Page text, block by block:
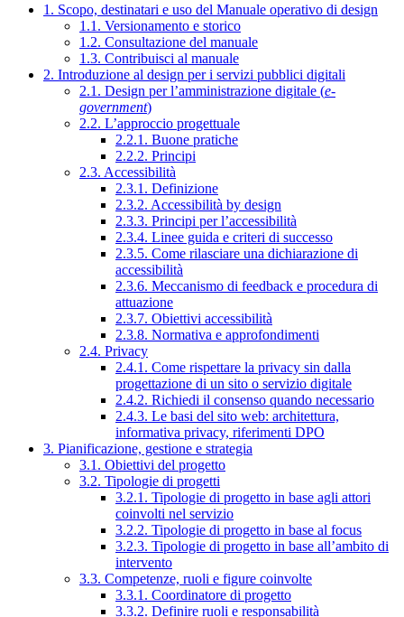
1. Scopo, destinatari e uso del Manuale operativo di design
1.1. Versionamento e storico
1.2. Consultazione del manuale
1.3. Contribuisci al manuale
2. Introduzione al design per i servizi pubblici digitali
2.1. Design per l’amministrazione digitale (e-
government)
2.2. L’approccio progettuale
2.2.1. Buone pratiche
2.2.2. Principi
2.3. Accessibilità
2.3.1. Definizione
2.3.2. Accessibilità by design
2.3.3. Principi per l’accessibilità
2.3.4. Linee guida e criteri di successo
2.3.5. Come rilasciare una dichiarazione di
accessibilità
2.3.6. Meccanismo di feedback e procedura di
attuazione
2.3.7. Obiettivi accessibilità
2.3.8. Normativa e approfondimenti
2.4. Privacy
2.4.1. Come rispettare la privacy sin dalla
progettazione di un sito o servizio digitale
2.4.2. Richiedi il consenso quando necessario
2.4.3. Le basi del sito web: architettura,
informativa privacy, riferimenti DPO
3. Pianificazione, gestione e strategia
3.1. Obiettivi del progetto
3.2. Tipologie di progetti
3.2.1. Tipologie di progetto in base agli attori
coinvolti nel servizio
3.2.2. Tipologie di progetto in base al focus
3.2.3. Tipologie di progetto in base all’ambito di
intervento
3.3. Competenze, ruoli e figure coinvolte
3.3.1. Coordinatore di progetto
3.3.2. Definire ruoli e responsabilità